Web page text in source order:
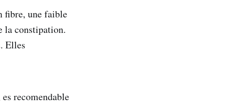
fibre, une faible
la constipation.
Elles
recomendable